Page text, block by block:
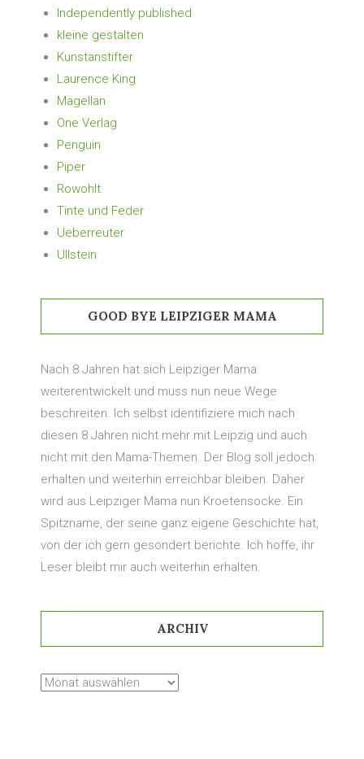
Independently published
kleine gestalten
Kunstanstifter
Laurence King
Magellan
One Verlag
Penguin
Piper
Rowohlt
Tinte und Feder
Ueberreuter
Ullstein
GOOD BYE LEIPZIGER MAMA
Nach 8 Jahren hat sich Leipziger Mama
weiterentwickelt und muss nun neue Wege
beschreiten. Ich selbst identifiziere mich nach
diesen 8 Jahren nicht mehr mit Leipzig und auch
nicht mit den Mama-Themen. Der Blog soll jedoch
erhalten und weiterhin erreichbar bleiben. Daher
wird aus Leipziger Mama nun Kroetensocke. Ein
Spitzname, der seine ganz eigene Geschichte hat,
von der ich gern gesondert berichte. Ich hoffe, ihr
Leser bleibt mir auch weiterhin erhalten.
ARCHIV
Archiv